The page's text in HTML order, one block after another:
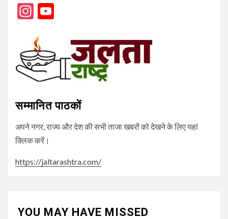
Instagram
सम्मानित पाठकों
अपने नगर, राज्य और देश की सभी ताजा खबरों को देखने के लिए यहां
क्लिक करें।
https://jaltarashtra.com/
YOU MAY HAVE MISSED